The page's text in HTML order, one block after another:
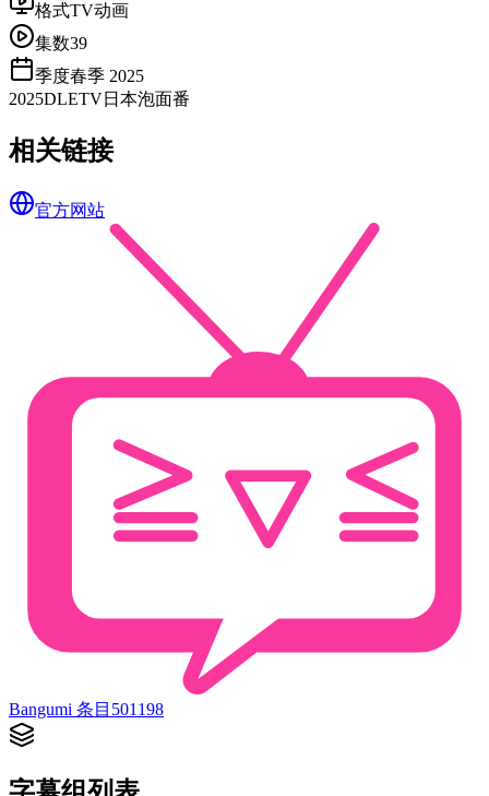
格式TV动画
集数39
季度春季 2025
2025DLETV日本泡面番
相关链接
官方网站
Bangumi 条目 501198